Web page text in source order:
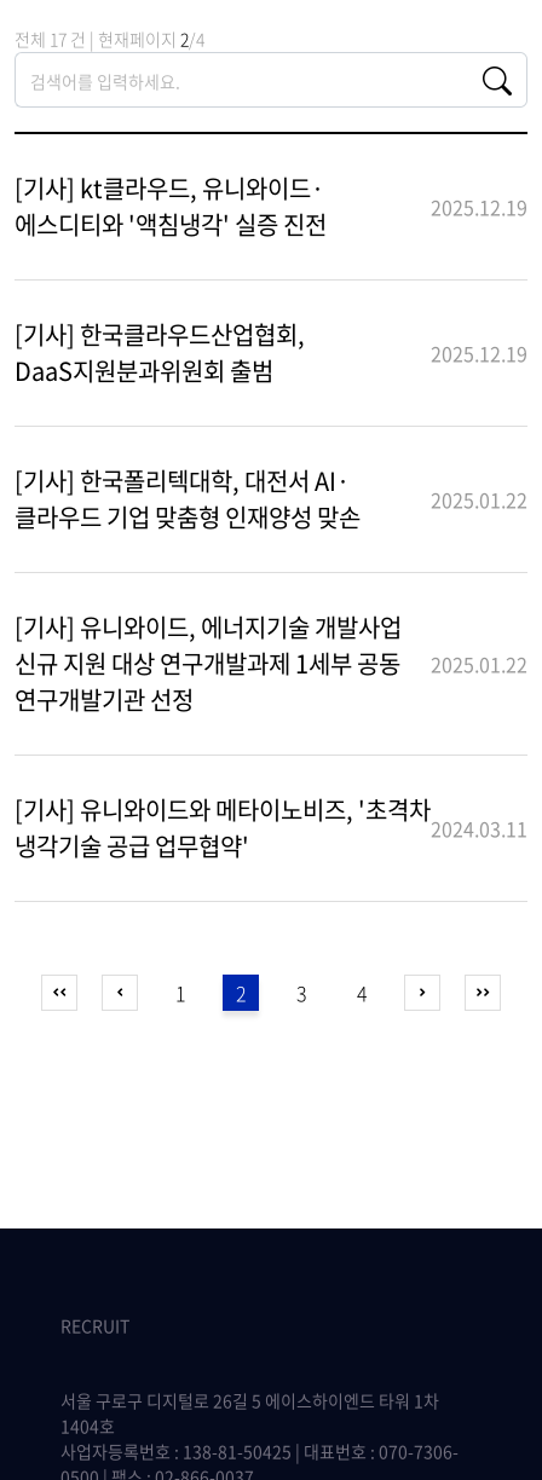
전체 17 건 | 현재페이지 2/4
[기사] kt클라우드, 유니와이드·
에스디티와 '액침냉각' 실증 진전
2025.12.19
[기사] 한국클라우드산업협회,
DaaS지원분과위원회 출범
2025.12.19
[기사] 한국폴리텍대학, 대전서 AI·
클라우드 기업 맞춤형 인재양성 맞손
2025.01.22
[기사] 유니와이드, 에너지기술 개발사업
신규 지원 대상 연구개발과제 1세부 공동
연구개발기관 선정
2025.01.22
[기사] 유니와이드와 메타이노비즈, '초격차
냉각기술 공급 업무협약'
2024.03.11
1 2 3 4
RECRUIT
서울 구로구 디지털로 26길 5 에이스하이엔드 타워 1차
1404호
사업자등록번호 : 138-81-50425 | 대표번호 : 070-7306-